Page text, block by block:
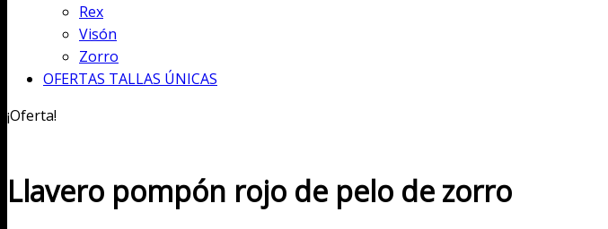
Rex
Visón
Zorro
OFERTAS TALLAS ÚNICAS
¡Oferta!
Llavero pompón rojo de pelo de zorro